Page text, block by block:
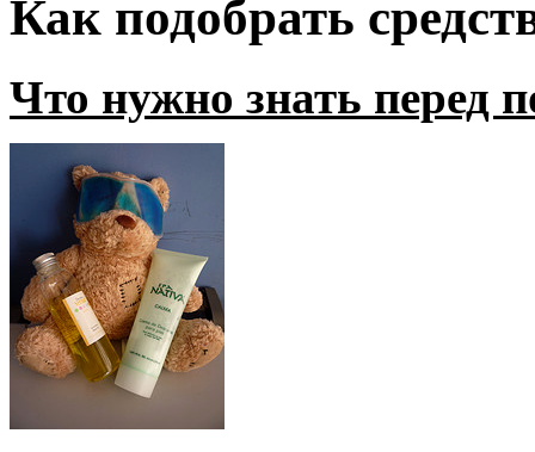
Как подобрать
Что нужно знать перед